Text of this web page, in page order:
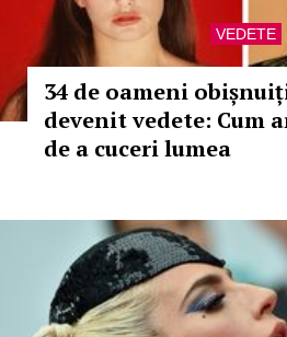
VEDETE
34 de oameni
devenit vedete: Cum
de a cuceri lumea